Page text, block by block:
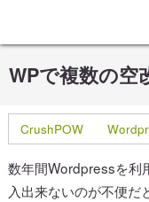
WPで複数の空
CrushPOW
数年間Wordpressを利
入出来ないのが不便だ